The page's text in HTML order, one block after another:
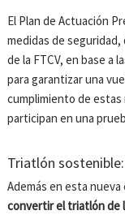
El Plan de Actuación
medidas de
de la FTCV, en base a
para garantizar una
cumplimiento de
participan en una
Triatlón
Además en esta
convertir el triatlón de